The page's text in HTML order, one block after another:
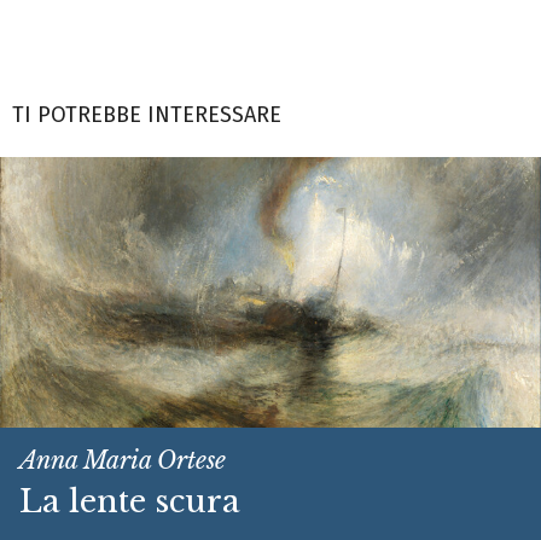
TI POTREBBE INTERESSARE
Anna Maria Ortese
La lente scura